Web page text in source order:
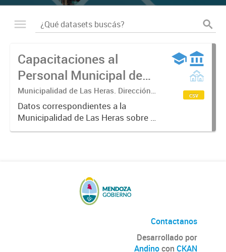
Capacitaciones al
Personal Municipal de
Las Heras
Municipalidad de Las Heras. Dirección
de Desarrollo Organizacional.
Datos correspondientes a la
Municipalidad de Las Heras sobre el
proceso de formación en el que se
csv
Contactanos
Desarrollado por
Andinocon CKAN